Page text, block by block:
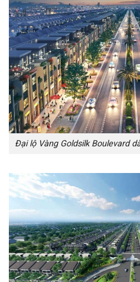
Đại lộ Vàng Goldsilk Boulevard